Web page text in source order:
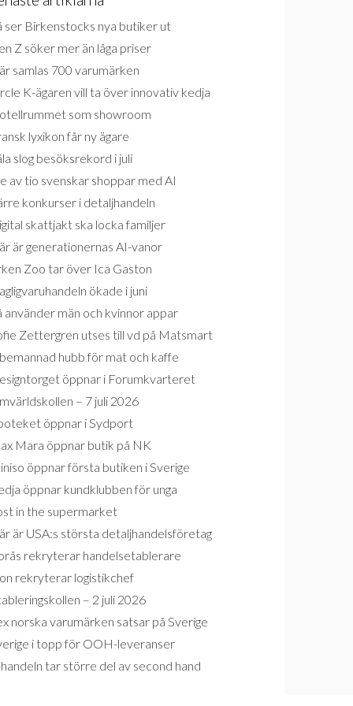
ser Birkenstocks nya butiker ut
Z söker mer än låga priser
samlas 700 varumärken
K-ägaren vill ta över innovativ kedja
som showroom
lyxikon får ny ägare
slog besöksrekord i juli
av tio svenskar shoppar med AI
konkurser i detaljhandeln
skattjakt ska locka familjer
är generationernas AI-vanor
Zoo tar över Ica Gaston
ökade i juni
använder män och kvinnor appar
Zettergren utses till vd på Matsmart
hubb för mat och kaffe
öppnar i Forumkvarteret
– 7 juli 2026
öppnar i Sydport
Mara öppnar butik på NK
öppnar första butiken i Sverige
öppnar kundklubben för unga
in the supermarket
är USA:s största detaljhandelsföretag
rekryterar handelsetablerare
rekryterar logistikchef
– 2 juli 2026
norska varumärken satsar på Sverige
i topp för OOH-leveranser
tar större del av second hand